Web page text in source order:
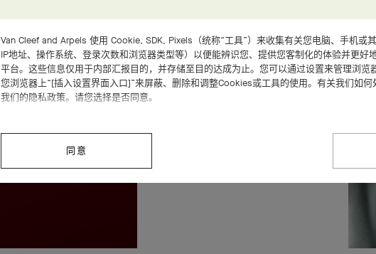
Van Cleef and Arpels 使用 Cookie, SDK, Pixels（统称“工具”）来收集有关您电脑、手机或
IP地址、操作系统、登录次数和浏览器类型等）以便能辨识您、提供您客制化的体验并更好
平台。这些信息仅用于内部汇报目的，并存储至目的达成为止。您可以通过设置来管理浏览
您浏览器上“[插入设置界面入口]”来屏蔽、删除和调整Cookies或工具的使用。有关我们如
我们的隐私政策。请您选择是否同意。
同意